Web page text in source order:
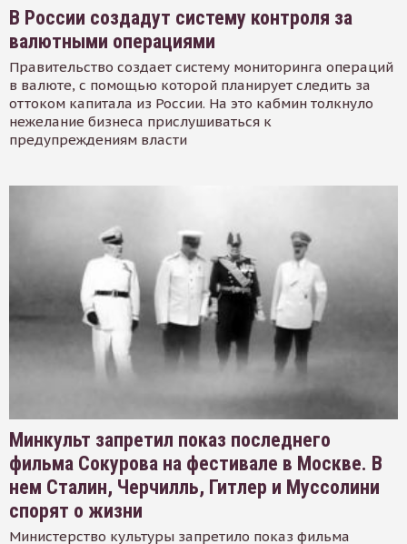
В России создадут систему контроля за
валютными операциями
Правительство создает систему мониторинга операций
в валюте, с помощью которой планирует следить за
оттоком капитала из России. На это кабмин толкнуло
нежелание бизнеса прислушиваться к
предупреждениям власти
Минкульт запретил показ последнего
фильма Сокурова на фестивале в Москве. В
нем Сталин, Черчилль, Гитлер и Муссолини
спорят о жизни
Министерство культуры запретило показ фильма